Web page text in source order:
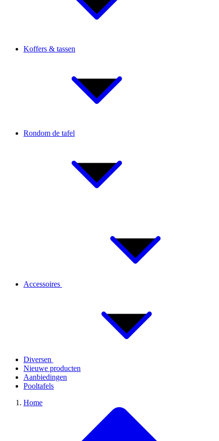
Koffers & tassen
Rondom de tafel
Accessoires
Diversen
Nieuwe producten
Aanbiedingen
Pooltafels
Home